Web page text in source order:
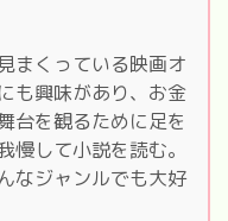
まくっている映画オ
も興味があり、お金
台を観るために足を
慢して小説を読む。
なジャンルでも大好